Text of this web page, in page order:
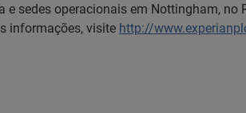
e sedes operacionais em Nottingham, no
informações, visite http://